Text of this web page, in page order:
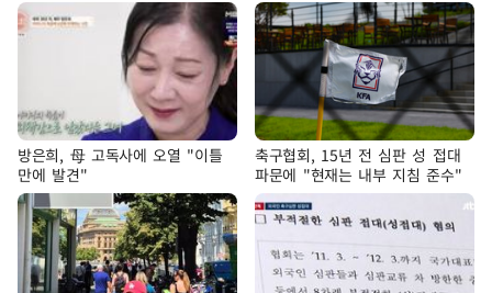
방은희, 母 고독사에 오열 "이틀
만에 발견"
축구협회, 15년 전 심판 성 접대
파문에 "현재는 내부 지침 준수"